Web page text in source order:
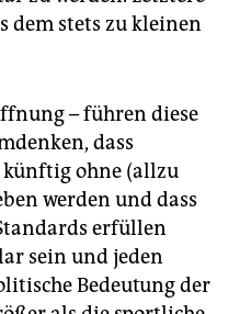
dem stets zu kleinen
– führen diese
dass
künftig ohne (allzu
werden und dass
erfüllen
sein und jeden
Bedeutung der